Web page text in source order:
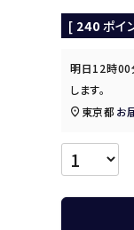
[ 240 ポイ
明日12時00
します。
東京都 お